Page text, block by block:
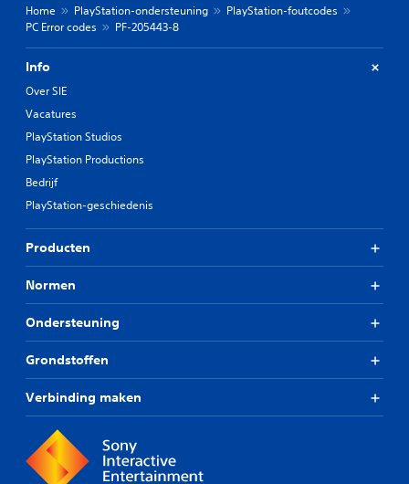
Home PlayStation-ondersteuning
PlayStation-foutcodes
PC Error codes
PF-205443-8
Info
Over SIE
Vacatures
PlayStation Studios
PlayStation Productions
Bedrijf
PlayStation-geschiedenis
Producten
Normen
Ondersteuning
Grondstoffen
Verbinding maken